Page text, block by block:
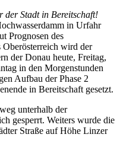
der Stadt in Bereitschaft!
in Urfahr
Prognosen des
Oberösterreich wird der
der Donau heute, Freitag,
in den Morgenstunden
Aufbau der Phase 2
in Bereitschaft gesetzt.
unterhalb der
gesperrt. Weiters wurde die
Straße auf Höhe Linzer